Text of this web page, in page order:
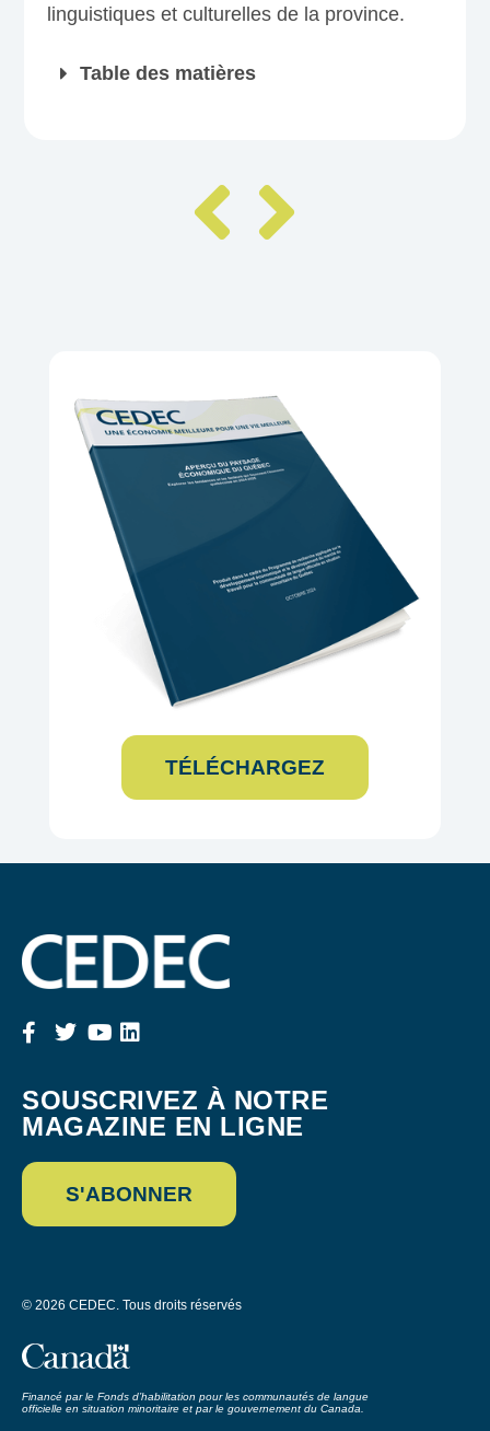
linguistiques et culturelles de la province.
Table des matières
TÉLÉCHARGEZ
SOUSCRIVEZ À NOTRE
MAGAZINE EN LIGNE
S'ABONNER
© 2026 CEDEC. Tous droits réservés
Financé par le Fonds d’habilitation pour les communautés de langue
officielle en situation minoritaire et par le gouvernement du Canada.